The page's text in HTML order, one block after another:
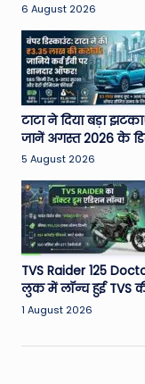
6 August 2026
टाटा ने दिया बड़ा
जानें अगस्त 2026 के
5 August 2026
TVS Raider 125
लुक में लॉन्च हुई TVS
1 August 2026